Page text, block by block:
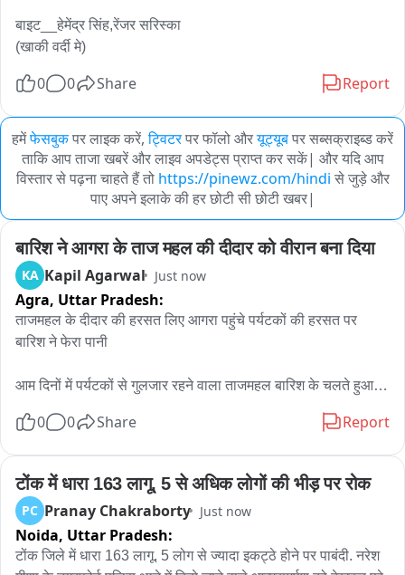
बाइट__हेमेंद्र सिंह,रेंजर सरिस्का
(खाकी वर्दी मे)
0 0 Share Report
हमेंफेसबुकपर लाइक करें, ट्विटरपर फॉलो औरयूट्यूबपर सब्सक्राइब्ड करें
ताकि आप ताजा खबरें और लाइव अपडेट्स प्राप्त कर सकें| और यदि आप
विस्तार से पढ़ना चाहते हैं तो https://pinewz.com/hindi से जुड़े और
पाए अपने इलाके की हर छोटी सी छोटी खबर|
बारिश ने आगरा के ताज महल की दीदार को वीरान बना दिया
KA Kapil Agarwal Just now
Agra, Uttar Pradesh:
ताजमहल के दीदार की हरसत लिए आगरा पहुंचे पर्यटकों की हरसत पर
बारिश ने फेरा पानी
आम दिनों में पर्यटकों से गुलजार रहने वाला ताजमहल बारिश के चलते हुआ
गुरुवार सुबह से हो रही तेज बारिश से राज महल परिसर में पसरा सन्नाटा
0 0 Share Report
टोंक में धारा 163 लागू, 5 से अधिक लोगों की भीड़ पर रोक
PC Pranay Chakraborty Just now
Noida, Uttar Pradesh:
टोंक जिले में धारा 163 लागू. 5 लोग से ज्यादा इकट्ठे होने पर पाबंदी. नरेश